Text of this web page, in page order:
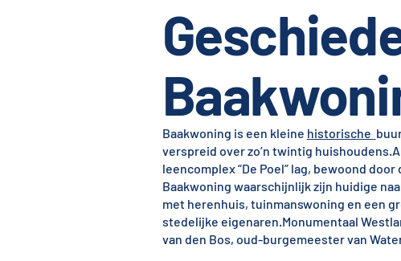
Baakwoning is een kleine historische
verspreid over zo’n twintig huishoudens.
leencomplex “De Poel” lag, bewoond
Baakwoning waarschijnlijk zijn huidige
met herenhuis, tuinmanswoning en een
stedelijke eigenaren.Monumentaal
van den Bos, oud-burgemeester van